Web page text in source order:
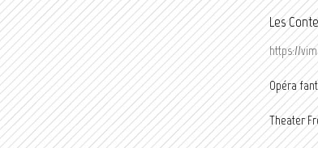
Les
https://
Opéra
Theater